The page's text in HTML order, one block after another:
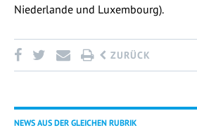
Niederlande und Luxembourg).
ZURÜCK
NEWS AUS DER GLEICHEN RUBRIK